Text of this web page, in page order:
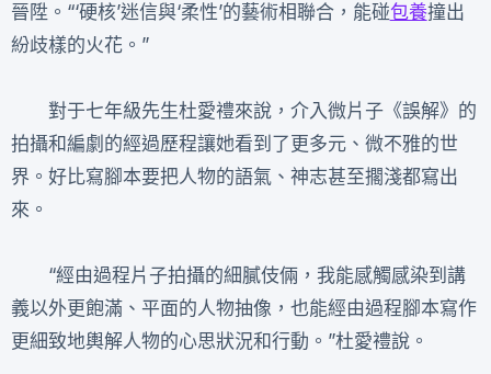
晉陞。“‘硬核’迷信與‘柔性’的藝術相聯合，能碰包養撞出
紛歧樣的火花。”
對于七年級先生杜愛禮來說，介入微片子《誤解》的
拍攝和編劇的經過歷程讓她看到了更多元、微不雅的世
界。好比寫腳本要把人物的語氣、神志甚至擱淺都寫出
來。
“經由過程片子拍攝的細膩伎倆，我能感觸感染到講
義以外更飽滿、平面的人物抽像，也能經由過程腳本寫作
更細致地輿解人物的心思狀況和行動。”杜愛禮說。